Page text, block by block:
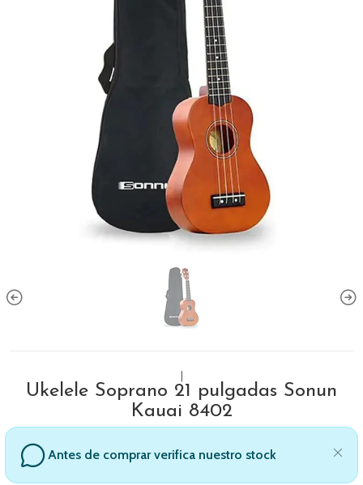
Ukelele Soprano 21 pulgadas Sonun
Kauai 8402
Antes de comprar verifica nuestro stock